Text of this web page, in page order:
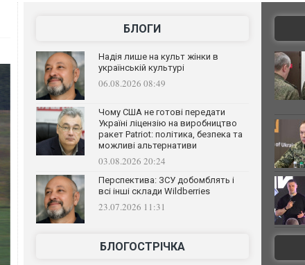
БЛОГИ
Надія лише на культ жінки в
українській культурі
06.08.2026 08:49
Чому США не готові передати
Україні ліцензію на виробництво
ракет Patriot: політика, безпека та
можливі альтернативи
03.08.2026 20:24
Перспектива: ЗСУ добомблять і
всі інші склади Wildberries
23.07.2026 11:31
БЛОГОСТРІЧКА